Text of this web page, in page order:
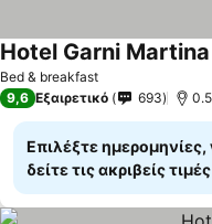
Bed & breakfast
Hotel Garni Martina
9,6 Εξαιρετικό 693
Επιλέξτε ημερομηνίες,
δείτε τις ακριβείς τιμές